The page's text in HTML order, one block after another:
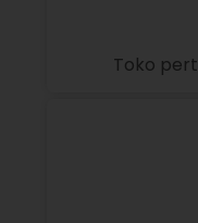
Toko